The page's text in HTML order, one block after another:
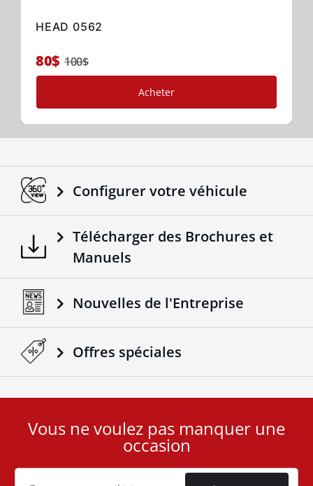
HEAD 0562
80$ 100$
Acheter
Configurer votre véhicule
Télécharger des Brochures et
Manuels
Nouvelles de l'Entreprise
Offres spéciales
User
Cookie
Vous ne voulez pas manquer une
occasion